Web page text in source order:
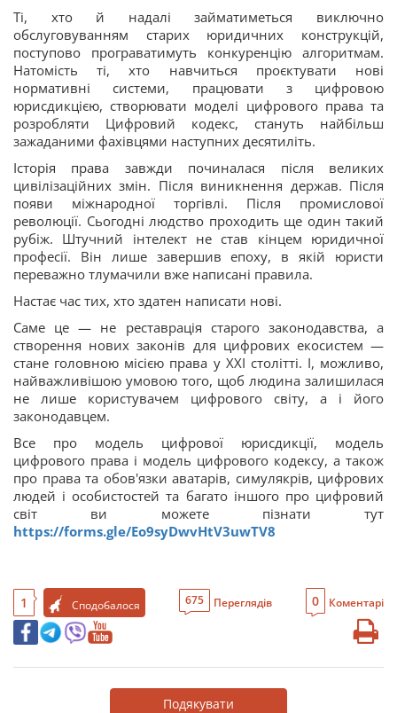
Ті, хто й надалі займатиметься виключно
обслуговуванням старих юридичних конструкцій,
поступово програватимуть конкуренцію алгоритмам.
Натомість ті, хто навчиться проєктувати нові
нормативні системи, працювати з цифровою
юрисдикцією, створювати моделі цифрового права та
розробляти Цифровий кодекс, стануть найбільш
зажаданими фахівцями наступних десятиліть.
Історія права завжди починалася після великих
цивілізаційних змін. Після виникнення держав. Після
появи міжнародної торгівлі. Після промислової
революції. Сьогодні людство проходить ще один такий
рубіж. Штучний інтелект не став кінцем юридичної
професії. Він лише завершив епоху, в якій юристи
переважно тлумачили вже написані правила.
Настає час тих, хто здатен написати нові.
Саме це — не реставрація старого законодавства, а
створення нових законів для цифрових екосистем —
стане головною місією права у XXI столітті. І, можливо,
найважливішою умовою того, щоб людина залишилася
не лише користувачем цифрового світу, а і його
законодавцем.
Все про модель цифрової юрисдикції, модель
цифрового права і модель цифрового кодексу, а також
про права та обов'язки аватарів, симулякрів, цифрових
людей і особистостей та багато іншого про цифровий
світ ви можете пізнати тут
https://forms.gle/Eo9syDwvHtV3uwTV8
1 Сподобалося 675 Переглядів 0 Коментарі
Подякувати